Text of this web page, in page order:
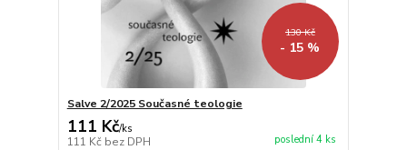
130 Kč
- 15 %
Salve 2/2025 Současné teologie
111 Kč/ks
111 Kč bez DPH poslední 4 ks